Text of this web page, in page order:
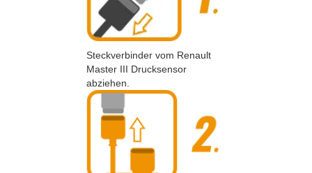
Steckverbinder vom Renault
Master III Drucksensor
abziehen.